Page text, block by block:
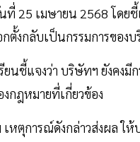
ที่ 25 เมษายน 2568 โดย
กตั้งกลับเป็นกรรมการขอ
นชี้แจงว่า บริษัทฯ ยังคงมี
กฎหมายที่เกี่ยวข้อง
เหตุการณ์ดังกล่าวส่งผล